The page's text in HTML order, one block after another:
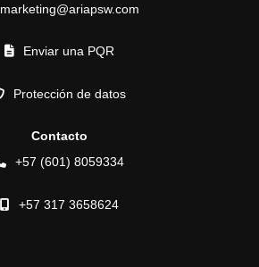
marketing@ariapsw.com
Enviar una PQR
Protección de datos
Contacto
+57 (601) 8059334
+57 317 3658624